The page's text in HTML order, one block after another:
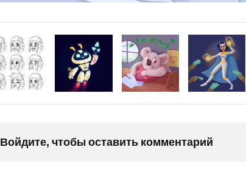
Войдите, чтобы оставить комментарий